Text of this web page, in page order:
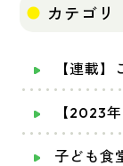
カテゴリ
【連載
【2023
子ども食